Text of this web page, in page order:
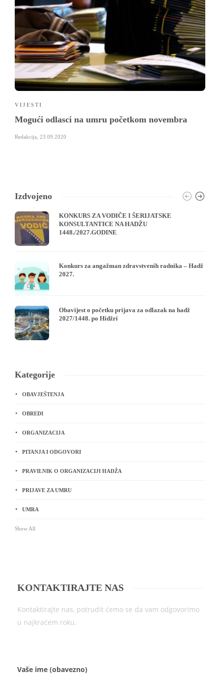
VIJESTI
Mogući odlasci na umru početkom novembra
Redakcija 23.09.2020
Izdvojeno
KONKURS ZA VODIČE I ŠERIJATSKE
KONSULTANTICE NA HADŽU
1448./2027.GODINE
Konkurs za angažman zdravstvenih radnika – Hadž
2027.
Obavijest o početku prijava za odlazak na hadž
2027/1448. po Hidžri
Kategorije
OBAVJEŠTENJA
OBREDI
ORGANIZACIJA
PITANJA I ODGOVORI
PRAVILNIK O ORGANIZACIJI HADŽA
PRIJAVE ZA UMRU
UMRA
Show All
KONTAKTIRAJTE NAS
Kontaktirajte nas, potrudit ćemo se da vam odgovorimo
u najkraćem roku.
Vaše ime (obavezno)